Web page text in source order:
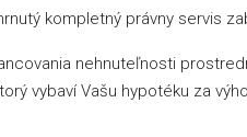
kompletný právny servis
nehnuteľnosti
vybaví Vašu hypotéku za